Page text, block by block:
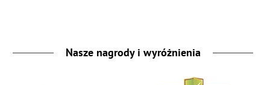
Nasze nagrody i wyróżnienia